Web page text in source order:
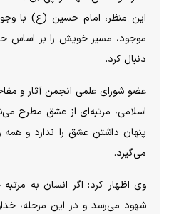
این منظر، امام حسین (ع) با
موجود، مسیر خویش را بر اساس
دنبال کرد.
عضو شورای علمی انجمن آثار و
اسلامی، مرتبه‌ای از عشق مطرح
پنهان داشتن عشق را ندارد و همه
می‌گیرد.
وی اظهار کرد: اگر انسان به
شهود می‌رسد و در این مرحله،